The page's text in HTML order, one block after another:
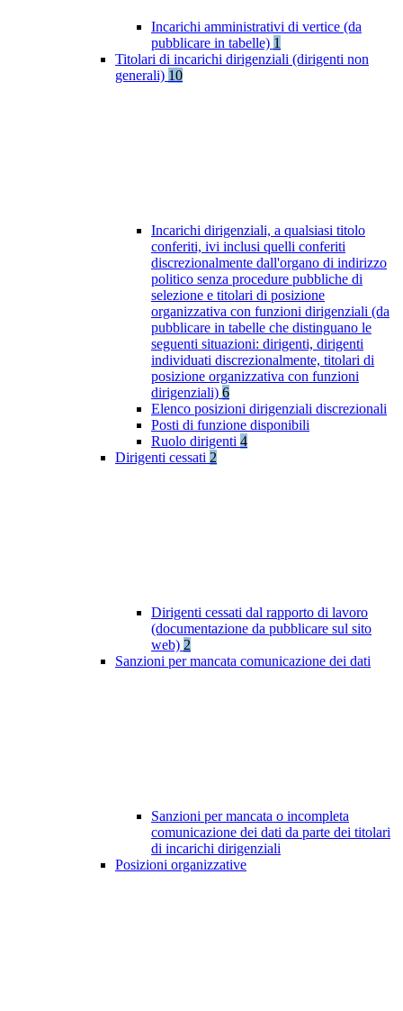
Incarichi amministrativi di vertice (da
pubblicare in tabelle) 1
Titolari di incarichi dirigenziali (dirigenti non
generali) 10
Incarichi dirigenziali, a qualsiasi titolo
conferiti, ivi inclusi quelli conferiti
discrezionalmente dall'organo di indirizzo
politico senza procedure pubbliche di
selezione e titolari di posizione
organizzativa con funzioni dirigenziali (da
pubblicare in tabelle che distinguano le
seguenti situazioni: dirigenti, dirigenti
individuati discrezionalmente, titolari di
posizione organizzativa con funzioni
dirigenziali) 6
Elenco posizioni dirigenziali discrezionali
Posti di funzione disponibili
Ruolo dirigenti 4
Dirigenti cessati 2
Dirigenti cessati dal rapporto di lavoro
(documentazione da pubblicare sul sito
web) 2
Sanzioni per mancata comunicazione dei dati
Sanzioni per mancata o incompleta
comunicazione dei dati da parte dei titolari
di incarichi dirigenziali
Posizioni organizzative